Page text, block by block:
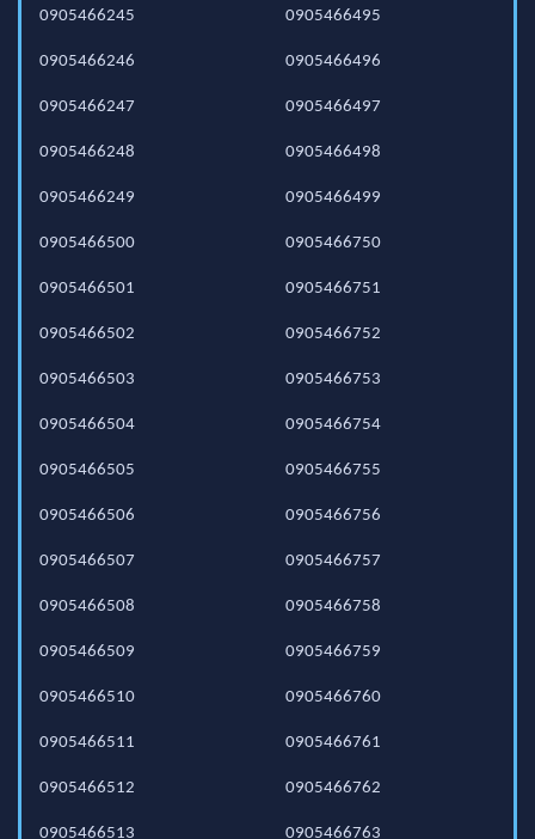
0905466245
0905466246
0905466247
0905466248
0905466249
0905466495
0905466496
0905466497
0905466498
0905466499
0905466500
0905466501
0905466502
0905466503
0905466504
0905466505
0905466506
0905466507
0905466508
0905466509
0905466510
0905466511
0905466512
0905466513
0905466750
0905466751
0905466752
0905466753
0905466754
0905466755
0905466756
0905466757
0905466758
0905466759
0905466760
0905466761
0905466762
0905466763